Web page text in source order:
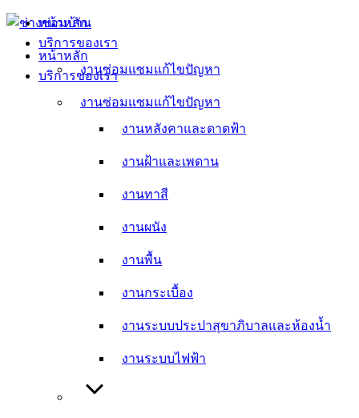
Skip
content
หน้าหลัก
บริการของเรา
งานซ่อมแซมแก้ไขปัญหา
งานหลังคาและดาดฟ้า
งานฝ้าและเพดาน
งานทาสี
งานผนัง
งานพื้น
งานกระเบื้อง
งานระบบประปาสุขาภิบาลและห้องน้ำ
งานระบบไฟฟ้า
หน้าหลัก
บริการของเรา
งานซ่อมแซมแก้ไขปัญหา
งานหลังคาและดาดฟ้า
งานฝ้าและเพดาน
งานทาสี
งานผนัง
งานพื้น
งานกระเบื้อง
งานระบบประปาสุขาภิบาลและห้องน้ำ
งานระบบไฟฟ้า
งานต่อเติม ปรับปรุง รีโนเวทบ้าน อาคาร